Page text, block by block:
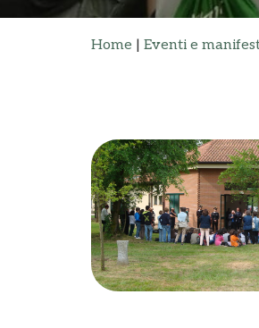
Home | Eventi e